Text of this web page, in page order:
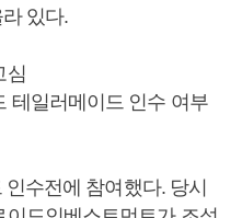
있다.
심
테일러메이드 인수 여부
수전에 참여했다. 당시